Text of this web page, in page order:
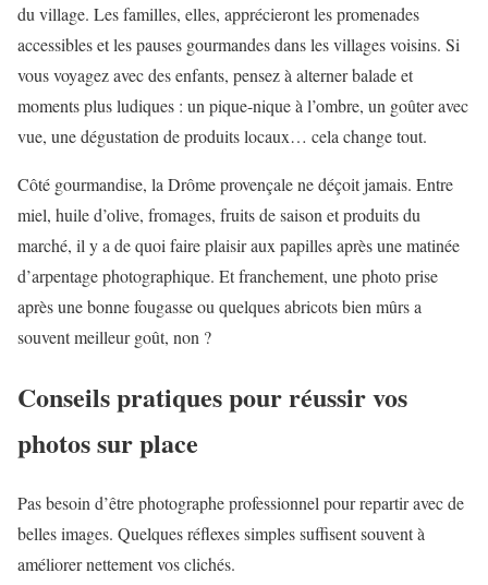
du village. Les familles, elles, apprécieront les promenades
accessibles et les pauses gourmandes dans les villages voisins. Si
vous voyagez avec des enfants, pensez à alterner balade et
moments plus ludiques : un pique-nique à l’ombre, un goûter avec
vue, une dégustation de produits locaux… cela change tout.
Côté gourmandise, la Drôme provençale ne déçoit jamais. Entre
miel, huile d’olive, fromages, fruits de saison et produits du
marché, il y a de quoi faire plaisir aux papilles après une matinée
d’arpentage photographique. Et franchement, une photo prise
après une bonne fougasse ou quelques abricots bien mûrs a
souvent meilleur goût, non ?
Conseils pratiques pour réussir vos
photos sur place
Pas besoin d’être photographe professionnel pour repartir avec de
belles images. Quelques réflexes simples suffisent souvent à
améliorer nettement vos clichés.